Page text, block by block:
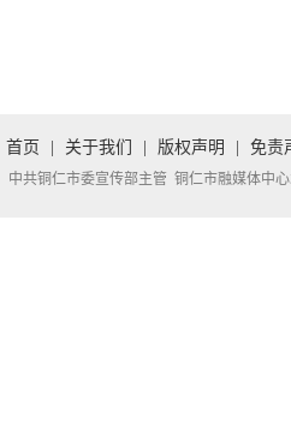
首页 关于我们 版权声明 免责
中共铜仁市委宣传部主管 铜仁市融媒体中心